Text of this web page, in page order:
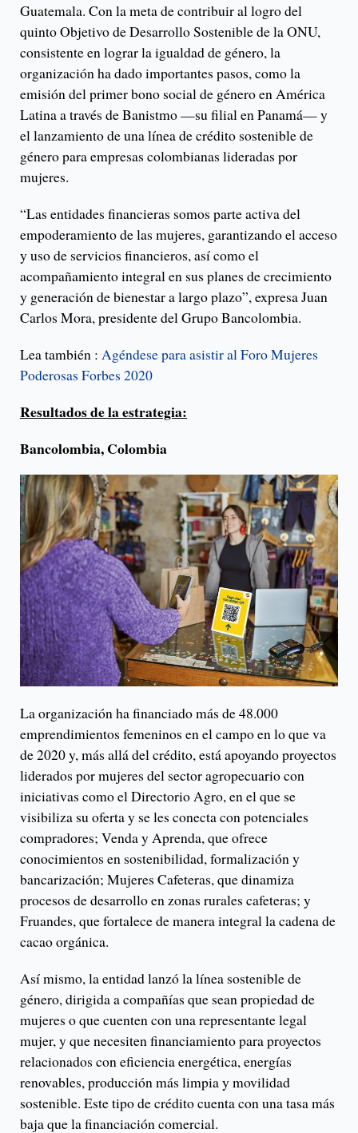
Guatemala. Con la meta de contribuir al logro del
quinto Objetivo de Desarrollo Sostenible de la ONU,
consistente en lograr la igualdad de género, la
organización ha dado importantes pasos, como la
emisión del primer bono social de género en América
Latina a través de Banistmo —su filial en Panamá— y
el lanzamiento de una línea de crédito sostenible de
género para empresas colombianas lideradas por
mujeres.
“Las entidades financieras somos parte activa del
empoderamiento de las mujeres, garantizando el acceso
y uso de servicios financieros, así como el
acompañamiento integral en sus planes de crecimiento
y generación de bienestar a largo plazo”, expresa Juan
Carlos Mora, presidente del Grupo Bancolombia.
Lea también : Agéndese para asistir al Foro Mujeres
Poderosas Forbes 2020
Resultados de la estrategia:
Bancolombia, Colombia
La organización ha financiado más de 48.000
emprendimientos femeninos en el campo en lo que va
de 2020 y, más allá del crédito, está apoyando proyectos
liderados por mujeres del sector agropecuario con
iniciativas como el Directorio Agro, en el que se
visibiliza su oferta y se les conecta con potenciales
compradores; Venda y Aprenda, que ofrece
conocimientos en sostenibilidad, formalización y
bancarización; Mujeres Cafeteras, que dinamiza
procesos de desarrollo en zonas rurales cafeteras; y
Fruandes, que fortalece de manera integral la cadena de
cacao orgánica.
Así mismo, la entidad lanzó la línea sostenible de
género, dirigida a compañías que sean propiedad de
mujeres o que cuenten con una representante legal
mujer, y que necesiten financiamiento para proyectos
relacionados con eficiencia energética, energías
renovables, producción más limpia y movilidad
sostenible. Este tipo de crédito cuenta con una tasa más
baja que la financiación comercial.